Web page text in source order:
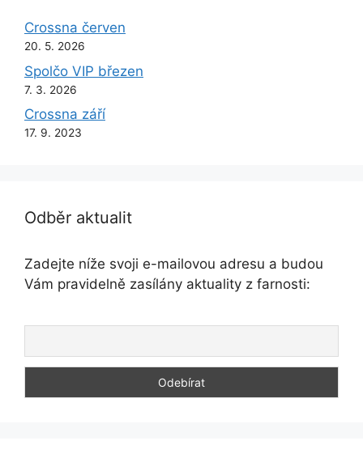
Crossna červen
20. 5. 2026
Spolčo VIP březen
7. 3. 2026
Crossna září
17. 9. 2023
Odběr aktualit
Zadejte níže svoji e-mailovou adresu a budou
Vám pravidelně zasílány aktuality z farnosti: